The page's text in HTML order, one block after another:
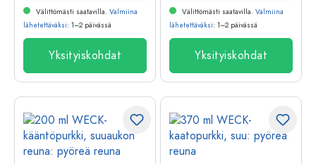
Välittömästi saatavilla. Valmiina
lähetettäväksi: 1–2 päivässä
Yksityiskohdat
Välittömästi saatavilla. Valmiina
lähetettäväksi: 1–2 päivässä
Yksityiskohdat